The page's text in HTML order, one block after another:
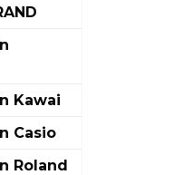
Kawai
Casio
Roland